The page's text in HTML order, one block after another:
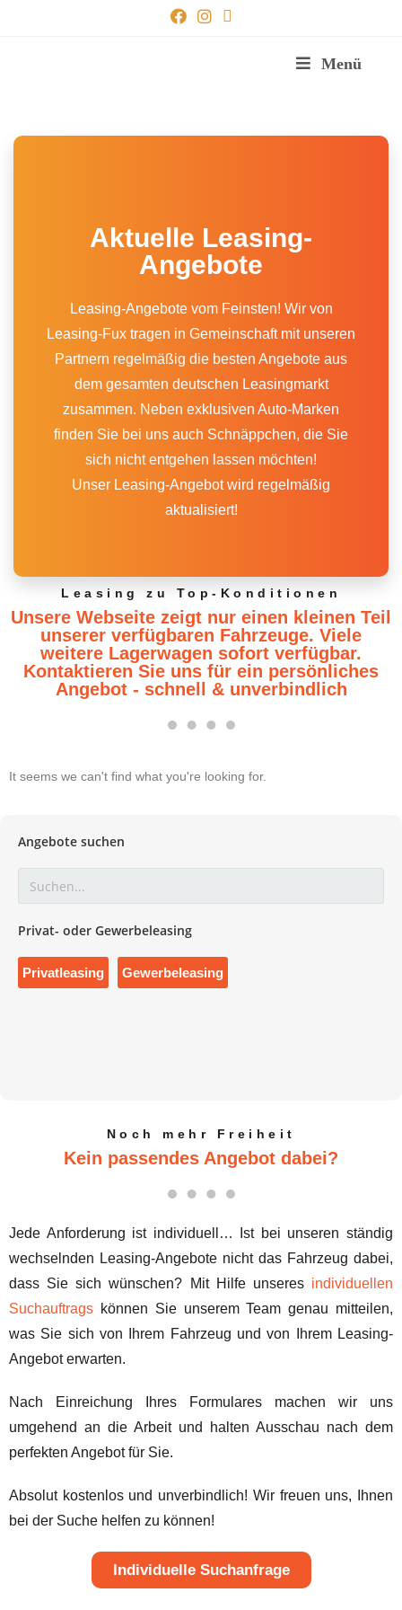
Menü
Aktuelle Leasing-
Angebote
Leasing-Angebote vom Feinsten! Wir von
Leasing-Fux tragen in Gemeinschaft mit unseren
Partnern regelmäßig die besten Angebote aus
dem gesamten deutschen Leasingmarkt
zusammen. Neben exklusiven Auto-Marken
finden Sie bei uns auch Schnäppchen, die Sie
sich nicht entgehen lassen möchten!
Unser Leasing-Angebot wird regelmäßig
aktualisiert!
Leasing zu Top-Konditionen
Unsere Webseite zeigt nur einen kleinen Teil
unserer verfügbaren Fahrzeuge. Viele
weitere Lagerwagen sofort verfügbar.
Kontaktieren Sie uns für ein persönliches
Angebot - schnell & unverbindlich
Angebote suchen
Privat- oder Gewerbeleasing
Privatleasing Gewerbeleasing
It seems we can't find what you're looking for.
Noch mehr Freiheit
Kein passendes Angebot dabei?
Jede Anforderung ist individuell… Ist bei unseren ständig
wechselnden Leasing-Angebote nicht das Fahrzeug dabei,
dass Sie sich wünschen? Mit Hilfe unseres individuellen
Suchauftrags können Sie unserem Team genau mitteilen,
was Sie sich von Ihrem Fahrzeug und von Ihrem Leasing-
Angebot erwarten.
Nach Einreichung Ihres Formulares machen wir uns
umgehend an die Arbeit und halten Ausschau nach dem
perfekten Angebot für Sie.
Absolut kostenlos und unverbindlich! Wir freuen uns, Ihnen
bei der Suche helfen zu können!
Individuelle Suchanfrage